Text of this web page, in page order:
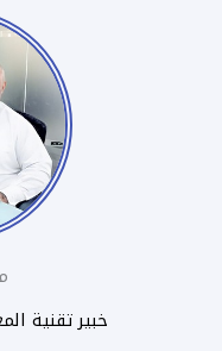
خبير تقنية